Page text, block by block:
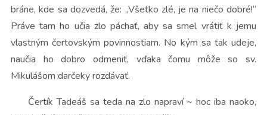
bráne, kde sa dozvedá, že: „Všetko zlé, je na niečo dobré!“
Práve tam ho učia zlo páchať, aby sa smel vrátiť k jemu
vlastným čertovským povinnostiam. No kým sa tak udeje,
naučia ho dobro odmeniť, vďaka čomu môže so sv.
Mikulášom darčeky rozdávať.
Čertík Tadeáš sa teda na zlo napraví ~ hoc iba naoko,